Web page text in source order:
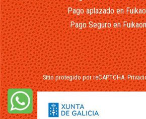
Pago aplazado en
Pago Seguro en
Sitio protegido por reCAPTCHA.